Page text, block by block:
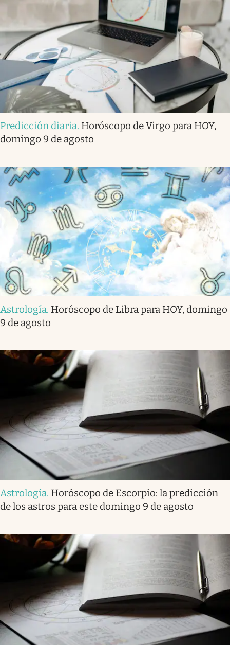
Predicción diaria. Horóscopo de Virgo para HOY,
domingo 9 de agosto
Astrología. Horóscopo de Libra para HOY, domingo
9 de agosto
Astrología. Horóscopo de Escorpio: la predicción
de los astros para este domingo 9 de agosto